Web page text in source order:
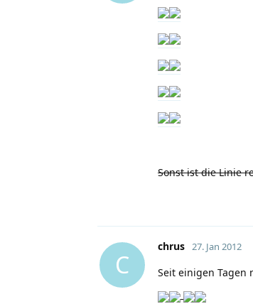
Sonst ist die Linie
C
chrus 27. Jan 2012
Seit einigen Tagen